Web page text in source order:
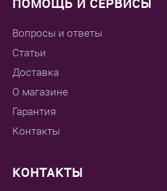
ПОМОЩЬ И СЕРВИСЫ
Вопросы и ответы
Статьи
Доставка
О магазине
Гарантия
Контакты
КОНТАКТЫ